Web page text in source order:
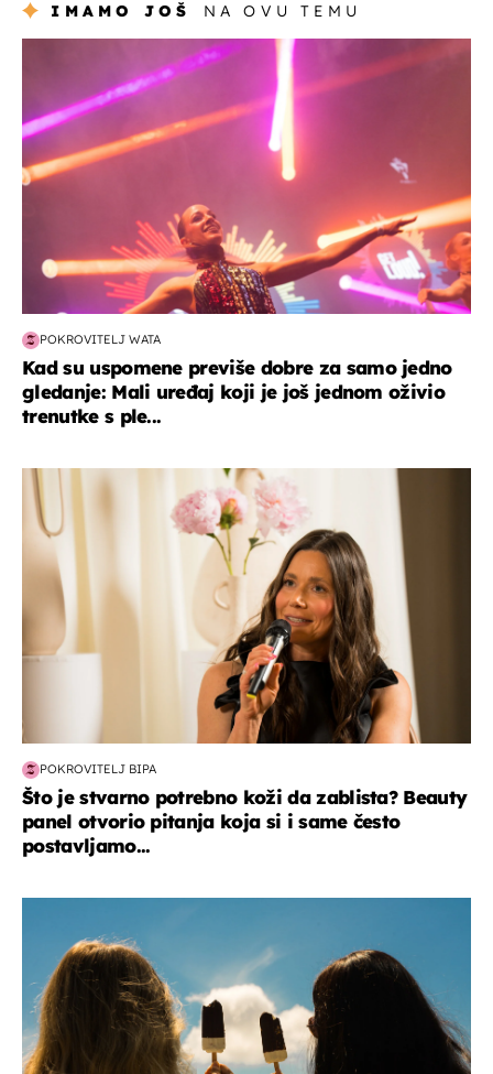
IMAMO JOŠ NA OVU TEMU
POKROVITELJ WATA
Kad su uspomene previše dobre za samo jedno
gledanje: Mali uređaj koji je još jednom oživio
trenutke s ple...
moda & ljepota
POKROVITELJ BIPA
Što je stvarno potrebno koži da zablista? Beauty
panel otvorio pitanja koja si i same često
postavljamo...